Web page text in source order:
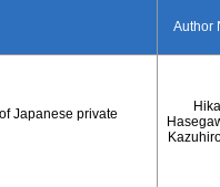
Author
Japanese private